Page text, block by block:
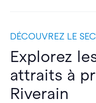
DÉCOUVREZ LE
Explorez
attraits à
Riverain